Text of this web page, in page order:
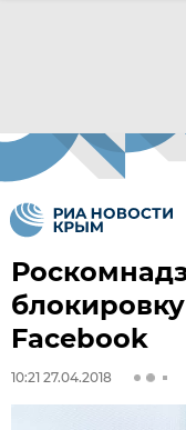
Facebook
10:21 27.04.2018